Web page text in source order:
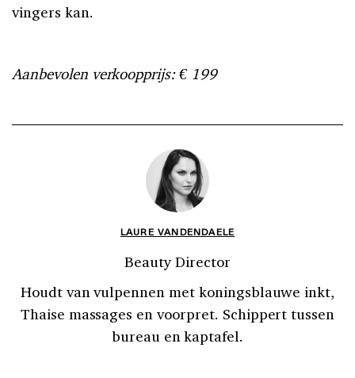
vingers kan.
Aanbevolen verkoopprijs: € 199
LAURE VANDENDAELE
Beauty Director
Houdt van vulpennen met koningsblauwe inkt,
Thaise massages en voorpret. Schippert tussen
bureau en kaptafel.